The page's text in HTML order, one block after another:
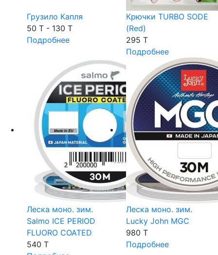
Грузило Капля
50 T - 130 T
Подробнее
Крючки TURBO SODE
(Red)
295 T
Подробнее
Леска моно. зим.
Salmo ICE PERIOD
FLUORO COATED
540 T
Леска моно. зим.
Lucky John MGC
980 T
Подробнее